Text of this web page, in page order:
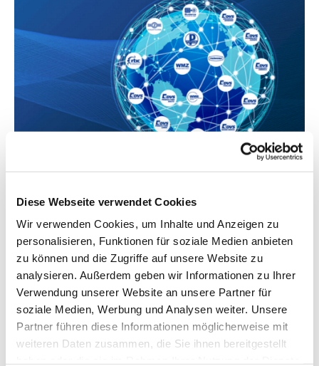
Diese Webseite verwendet Cookies
Wir verwenden Cookies, um Inhalte und Anzeigen zu
personalisieren, Funktionen für soziale Medien anbieten
zu können und die Zugriffe auf unsere Website zu
analysieren. Außerdem geben wir Informationen zu Ihrer
Verwendung unserer Website an unsere Partner für
soziale Medien, Werbung und Analysen weiter. Unsere
Partner führen diese Informationen möglicherweise mit
weiteren Daten zusammen, die Sie ihnen bereitgestellt
Marken und Unternehmen
Maschinenbaugeschichte und kreativer Ingenieursgeist -
DVS TECHNOLOGY GROUP
verbinden all dies und vieles
mehr. Entdecken Sieunsere 11 Tochterunternehmen und
ihre Kompetenzbereicheim Überblick.